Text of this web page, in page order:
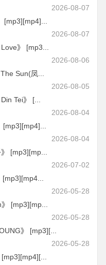
2026-08-07
[mp3][mp4]...
2026-08-07
》 [mp3...
2026-08-06
Sun(凤...
2026-08-05
Tei》 [...
2026-08-04
[mp3][mp4]...
2026-08-04
[mp3][mp...
2026-07-02
[mp3][mp4...
2026-05-28
[mp3][mp...
2026-05-28
》 [mp3][...
2026-05-28